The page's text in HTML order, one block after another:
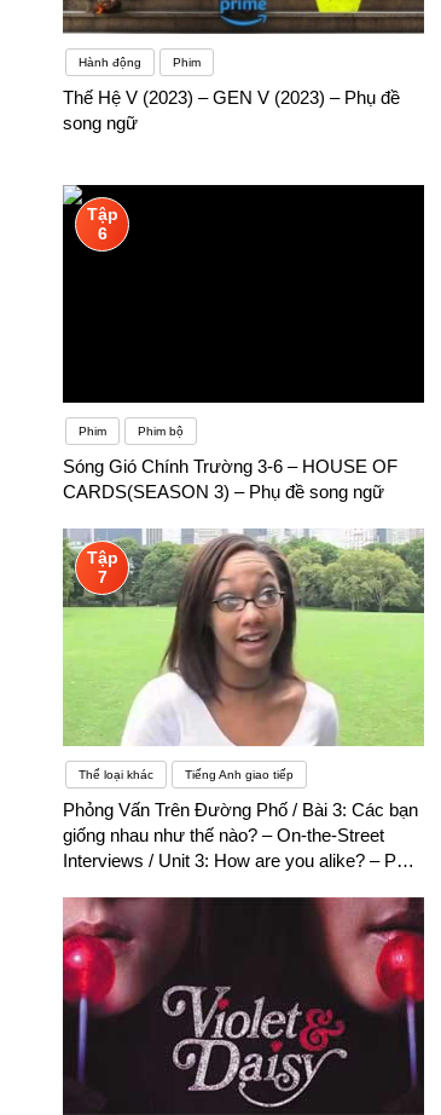
Hành động Phim
Thế Hệ V (2023) – GEN V (2023) – Phụ đề
song ngữ
Tập
6
Phim Phim bộ
Sóng Gió Chính Trường 3-6 – HOUSE OF
CARDS(SEASON 3) – Phụ đề song ngữ
Tập
7
Thể loại khác Tiếng Anh giao tiếp
Phỏng Vấn Trên Đường Phố / Bài 3: Các bạn
giống nhau như thế nào? – On-the-Street
Interviews / Unit 3: How are you alike? – Phụ